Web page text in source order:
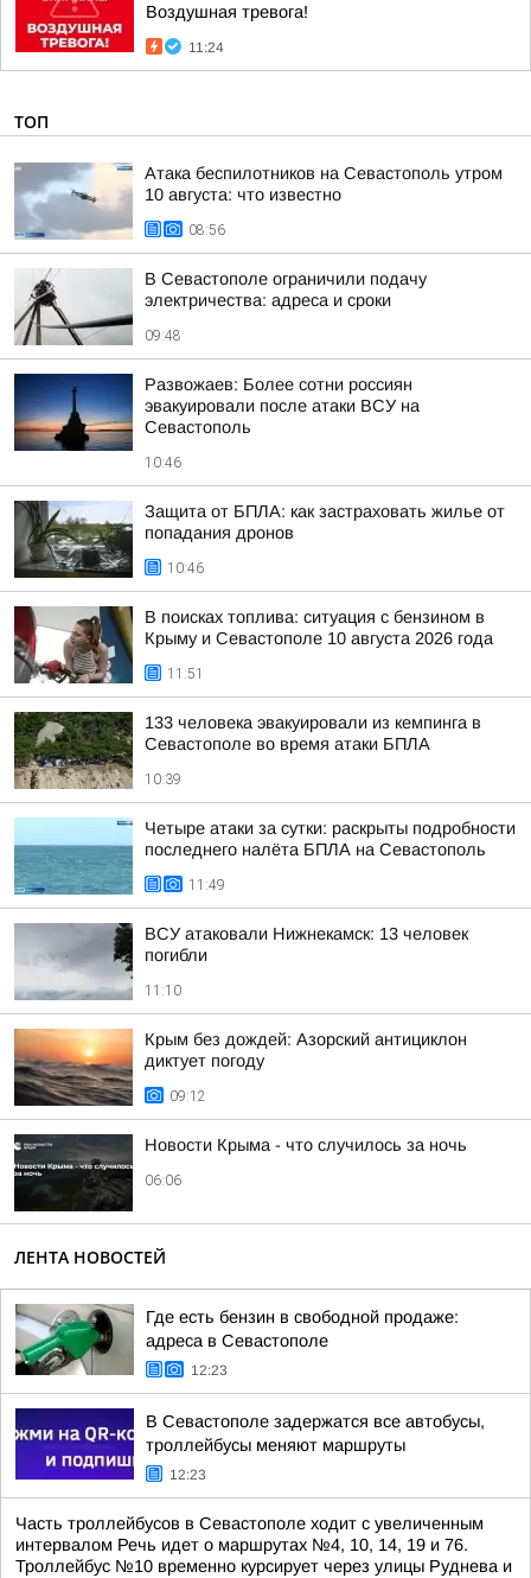
Воздушная тревога!
11:24
ТОП
Атака беспилотников на Севастополь утром
10 августа: что известно
08:56
В Севастополе ограничили подачу
электричества: адреса и сроки
09:48
Развожаев: Более сотни россиян
эвакуировали после атаки ВСУ на
Севастополь
10:46
Защита от БПЛА: как застраховать жилье от
попадания дронов
10:46
В поисках топлива: ситуация с бензином в
Крыму и Севастополе 10 августа 2026 года
11:51
133 человека эвакуировали из кемпинга в
Севастополе во время атаки БПЛА
10:39
Четыре атаки за сутки: раскрыты подробности
последнего налёта БПЛА на Севастополь
11:49
ВСУ атаковали Нижнекамск: 13 человек
погибли
11:10
Крым без дождей: Азорский антициклон
диктует погоду
09:12
Новости Крыма - что случилось за ночь
06:06
ЛЕНТА НОВОСТЕЙ
Где есть бензин в свободной продаже:
адреса в Севастополе
12:23
В Севастополе задержатся все автобусы,
троллейбусы меняют маршруты
12:23
Часть троллейбусов в Севастополе ходит с увеличенным
интервалом Речь идет о маршрутах №4, 10, 14, 19 и 76.
Троллейбус №10 временно курсирует через улицы Руднева и